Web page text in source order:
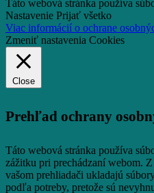
Táto webová stránka používa
Nastavenie Prijať všetko
Viac informácií o ochrane
Zmeniť nastavenia Cookies
Close
Prehľad ochrany
Táto webová stránka používa
zážitku pri prechádzaní webom.
vašom prehliadači ukladajú
podľa potreby, pretože sú